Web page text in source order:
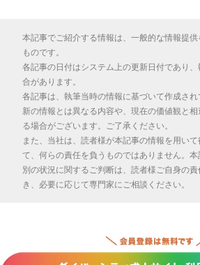
本記事でご紹介する情報は、一般的な情報提
ものです。
各記事の日付はシステム上の更新日付であり
合があります。
各記事は、執筆当時の情報に基づいて作成さ
新の情報とは異なる内容や、現在の価値観と
る場合がございます。ご了承ください。
また、当社は、読者様が本記事の情報を用い
て、何らの責任を負うものではありません。
別の状況に関するご判断は、読者様ご自身の
き、必要に応じて専門家にご相談ください。